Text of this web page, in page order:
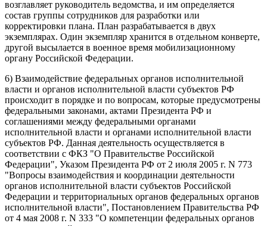
возглавляет руководитель ведомства, и им определяется
состав группы сотрудников для разработки или
корректировки плана. План разрабатывается в двух
экземплярах. Один экземпляр хранится в отдельном конверте,
другой высылается в военное время мобилизационному
органу Российской Федерации.
6) Взаимодействие федеральных органов исполнительной
власти и органов исполнительной власти субъектов РФ
происходит в порядке и по вопросам, которые предусмотрены
федеральными законами, актами Президента РФ и
соглашениями между федеральными органами
исполнительной власти и органами исполнительной власти
субъектов РФ. Данная деятельность осуществляется в
соответствии с ФКЗ "О Правительстве Российской
Федерации", Указом Президента РФ от 2 июля 2005 г. N 773
"Вопросы взаимодействия и координации деятельности
органов исполнительной власти субъектов Российской
Федерации и территориальных органов федеральных органов
исполнительной власти", Постановлением Правительства РФ
от 4 мая 2008 г. N 333 "О компетенции федеральных органов